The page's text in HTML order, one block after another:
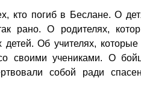
кто погиб в Беслане. О
рано. О родителях,
детей. Об учителях,
своими учениками. О
собой ради